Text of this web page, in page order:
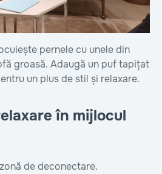
pernele cu unele din
groasă. Adaugă un puf tapițat
un plus de stil și relaxare.
în mijlocul
de deconectare.